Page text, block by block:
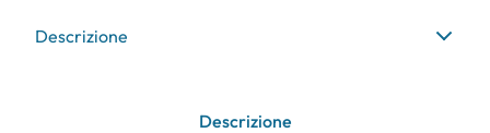
Descrizione
Descrizione